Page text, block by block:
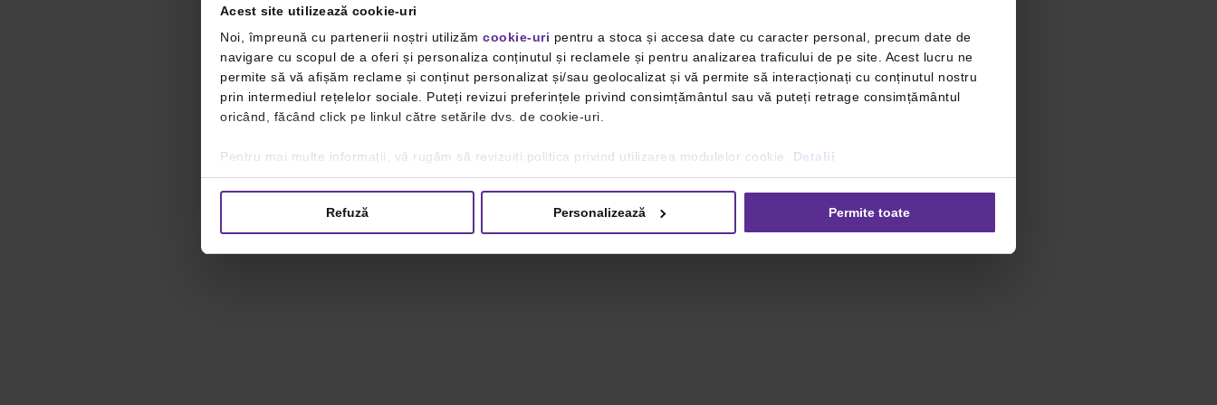
Acest site utilizează cookie-uri
Noi, împreună cu partenerii noștri utilizăm cookie-uri pentru a stoca și accesa date cu caracter personal, precum date de
navigare cu scopul de a oferi și personaliza conținutul și reclamele și pentru analizarea traficului de pe site. Acest lucru ne
permite să vă afișăm reclame și conținut personalizat și/sau geolocalizat și vă permite să interacționați cu conținutul nostru
prin intermediul rețelelor sociale. Puteți revizui preferințele privind consimțământul sau vă puteți retrage consimțământul
oricând, făcând click pe linkul către setările dvs. de cookie-uri.
Pentru mai multe informații, vă rugăm să revizuiți politica privind utilizarea modulelor cookie. Detalii
Refuză Personalizează Permite toate